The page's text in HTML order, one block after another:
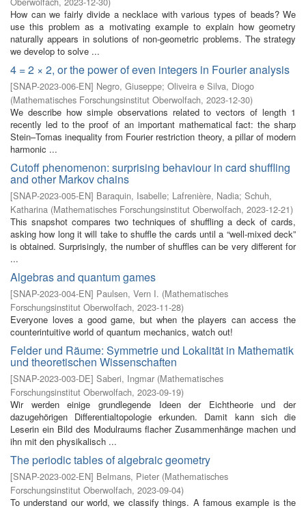
How can we fairly divide a necklace with various types of beads? We
use this problem as a motivating example to explain how geometry
naturally appears in solutions of non-geometric problems. The strategy
we develop to solve ...
4 = 2 × 2, or the power of even integers in Fourier analysis
[SNAP-2023-006-EN] Negro, Giuseppe; Oliveira e Silva, Diogo
(Mathematisches Forschungsinstitut Oberwolfach, 2023-12-30)
We describe how simple observations related to vectors of length 1
recently led to the proof of an important mathematical fact: the sharp
Stein–Tomas inequality from Fourier restriction theory, a pillar of modern
harmonic ...
Cutoff phenomenon: surprising behaviour in card shuffling
and other Markov chains
[SNAP-2023-005-EN] Baraquin, Isabelle; Lafrenière, Nadia; Schuh,
Katharina (Mathematisches Forschungsinstitut Oberwolfach, 2023-12-21)
This snapshot compares two techniques of shuffling a deck of cards,
asking how long it will take to shuffle the cards until a “well-mixed deck”
is obtained. Surprisingly, the number of shuffles can be very different for
...
Algebras and quantum games
[SNAP-2023-004-EN] Paulsen, Vern I. (Mathematisches
Forschungsinstitut Oberwolfach, 2023-11-28)
Everyone loves a good game, but when the players can access the
counterintuitive world of quantum mechanics, watch out!
Felder und Räume: Symmetrie und Lokalität in Mathematik
und theoretischen Wissenschaften
[SNAP-2023-003-DE] Saberi, Ingmar (Mathematisches
Forschungsinstitut Oberwolfach, 2023-09-19)
Wir werden einige grundlegende Ideen der Eichtheorie und der
dazugehörigen Differentialtopologie erkunden. Damit kann sich die
Leserin ein Bild des Modulraums flacher Zusammenhänge machen und
ihn mit den physikalisch ...
The periodic tables of algebraic geometry
[SNAP-2023-002-EN] Belmans, Pieter (Mathematisches
Forschungsinstitut Oberwolfach, 2023-09-04)
To understand our world, we classify things. A famous example is the